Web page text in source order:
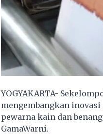
YOGYAKARTA-
mengembangkan
pewarna kain dan
GamaWarni.